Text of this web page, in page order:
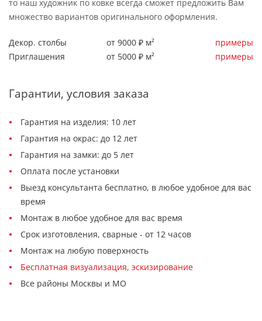
то наш художник по ковке всегда сможет предложить Вам
множество вариантов оригинального оформления.
Декор. столбы от 9000 ₽ м²
примеры
Приглашения
от 5000 ₽ м² примеры
Гарантии, условия заказа
Гарантия на изделия: 10 лет
Гарантия на окрас: до 12 лет
Гарантия на замки: до 5 лет
Оплата после установки
Выезд консультанта бесплатно, в любое удобное для вас
время
Монтаж в любое удобное для вас время
Срок изготовления, сварные - от 12 часов
Монтаж на любую поверхность
Бесплатная визуализация, эскизирование
Все районы Москвы и МО